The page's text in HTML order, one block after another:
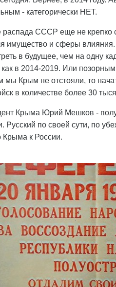
- категорически НЕТ.
распада СССР еще не крепко
имущество и сферы
в будущее, чем на одну
в 2014-2019. Или
м мы Крым не отстояли, то
в количестве более 30
Крыма Юрий Мешков -
Русский по своей сути, по
Крыма к России.